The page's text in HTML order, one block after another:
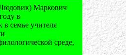
Маркович
в
в семье учителя
среде,